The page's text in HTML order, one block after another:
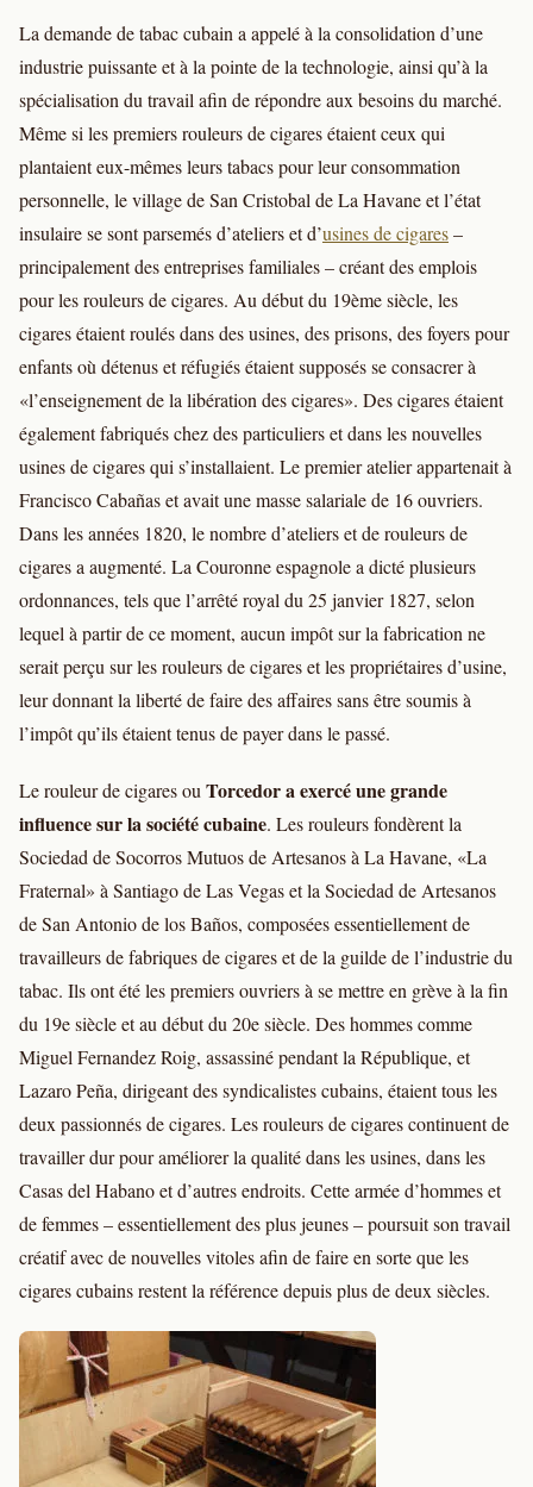
La demande de tabac cubain a appelé à la consolidation d’une
industrie puissante et à la pointe de la technologie, ainsi qu’à la
spécialisation du travail afin de répondre aux besoins du marché.
Même si les premiers rouleurs de cigares étaient ceux qui
plantaient eux-mêmes leurs tabacs pour leur consommation
personnelle, le village de San Cristobal de La Havane et l’état
insulaire se sont parsemés d’ateliers et d’usines de cigares–
principalement des entreprises familiales – créant des emplois
pour les rouleurs de cigares. Au début du 19ème siècle, les
cigares étaient roulés dans des usines, des prisons, des foyers pour
enfants où détenus et réfugiés étaient supposés se consacrer à
«l’enseignement de la libération des cigares». Des cigares étaient
également fabriqués chez des particuliers et dans les nouvelles
usines de cigares qui s’installaient. Le premier atelier appartenait à
Francisco Cabañas et avait une masse salariale de 16 ouvriers.
Dans les années 1820, le nombre d’ateliers et de rouleurs de
cigares a augmenté. La Couronne espagnole a dicté plusieurs
ordonnances, tels que l’arrêté royal du 25 janvier 1827, selon
lequel à partir de ce moment, aucun impôt sur la fabrication ne
serait perçu sur les rouleurs de cigares et les propriétaires d’usine,
leur donnant la liberté de faire des affaires sans être soumis à
l’impôt qu’ils étaient tenus de payer dans le passé.
Le rouleur de cigares ouTorcedor a exercé une grande
influence sur la société cubaine. Les rouleurs fondèrent la
Sociedad de Socorros Mutuos de Artesanos à La Havane, «La
Fraternal» à Santiago de Las Vegas et la Sociedad de Artesanos
de San Antonio de los Baños, composées essentiellement de
travailleurs de fabriques de cigares et de la guilde de l’industrie du
tabac. Ils ont été les premiers ouvriers à se mettre en grève à la fin
du 19e siècle et au début du 20e siècle. Des hommes comme
Miguel Fernandez Roig, assassiné pendant la République, et
Lazaro Peña, dirigeant des syndicalistes cubains, étaient tous les
deux passionnés de cigares. Les rouleurs de cigares continuent de
travailler dur pour améliorer la qualité dans les usines, dans les
Casas del Habano et d’autres endroits. Cette armée d’hommes et
de femmes – essentiellement des plus jeunes – poursuit son travail
créatif avec de nouvelles vitoles afin de faire en sorte que les
cigares cubains restent la référence depuis plus de deux siècles.